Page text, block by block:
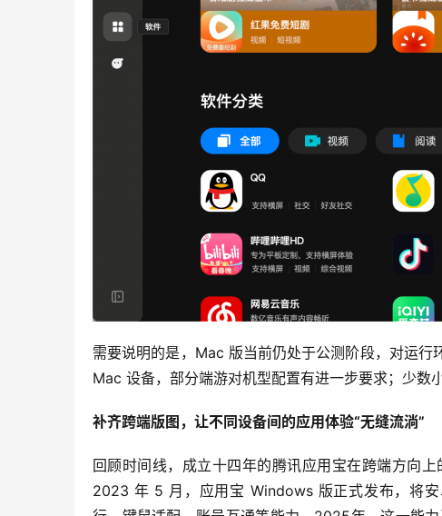
需要说明的是，Mac 版当前仍处于公测阶段，对运
Mac 设备，部分端游对机型配置有进一步要求；少数
补齐跨端版图 ，让不同设备间的应用体验“无缝流淌”
回顾时间线，成立十四年的腾讯应用宝在跨端方向
2023 年 5 月，应用宝 Windows 版正式发布，将